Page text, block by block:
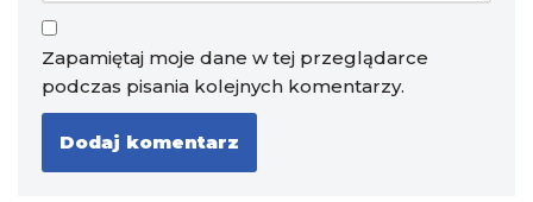
Zapamiętaj moje dane w tej przeglądarce
podczas pisania kolejnych komentarzy.